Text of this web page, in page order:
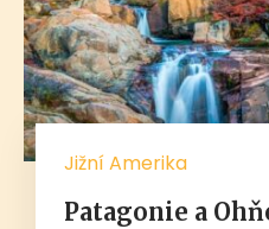
Jižní Amerika
Patagonie a